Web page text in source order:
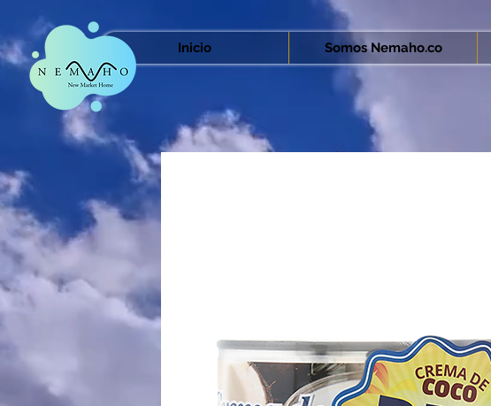
Inicio Somos Nemaho.co